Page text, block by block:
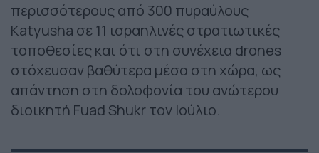
περισσότερους από 300 πυραύλους
Katyusha σε 11 ισραηλινές στρατιωτικές
τοποθεσίες και ότι στη συνέχεια drones
στόχευσαν βαθύτερα μέσα στη χώρα, ως
απάντηση στη δολοφονία του ανώτερου
διοικητή Fuad Shukr τον Ιούλιο.